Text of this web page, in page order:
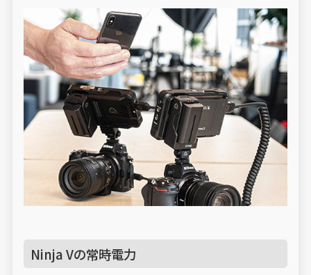
Ninja Vの常時電力